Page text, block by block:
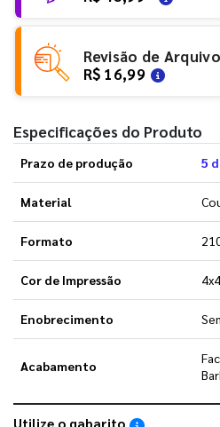
Revisão de Arquivo
R$ 16,99
Especificações do Produto
Prazo de produção 5
Material
Formato
Cor de Impressão
Enobrecimento
Acabamento
Utilize o gabarito Saiba como